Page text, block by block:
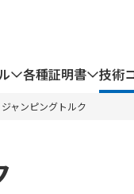
各種証明書 技術
ジャンピングトルク